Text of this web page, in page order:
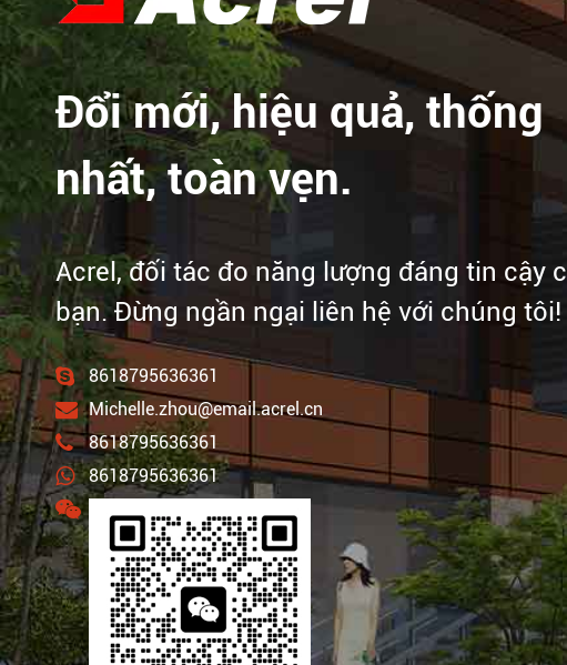
Đổi mới, hiệu quả, thống
nhất, toàn vẹn.
Acrel, đối tác đo năng lượng đáng tin cậy
bạn. Đừng ngần ngại liên hệ với chúng tôi!
8618795636361
Michelle.zhou@email.acrel.cn
8618795636361
8618795636361